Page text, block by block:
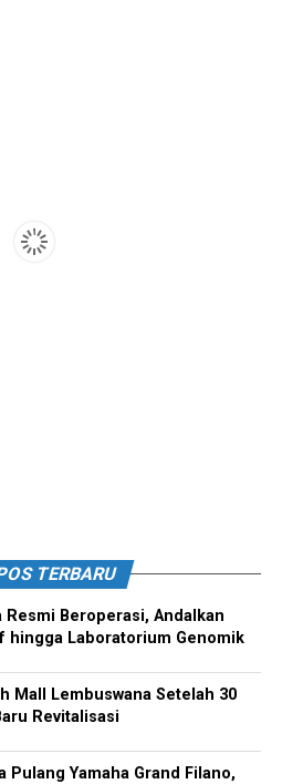
TERBARU
Resmi Beroperasi, Andalkan
hingga Laboratorium Genomik
Mall Lembuswana Setelah 30
Revitalisasi
Pulang Yamaha Grand Filano,